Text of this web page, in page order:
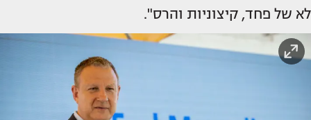
לא של פחד, קיצוניות והרס".